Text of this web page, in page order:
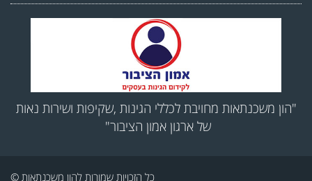
"הון משכנתאות מחויבת לכללי הגינות ,שקיפות ושירות נאות
של ארגון אמון הציבור"
כל הזכויות שמורות להון משכנתאות ©